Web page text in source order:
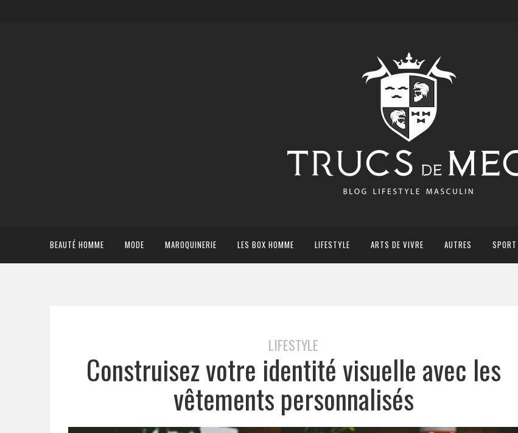
BEAUTÉ HOMME MODE MAROQUINERIE LES BOX HOMME LIFESTYLE ARTS DE VIVRE AUTRES SPORT
LIFESTYLE
Construisez votre identité visuelle avec les
vêtements personnalisés